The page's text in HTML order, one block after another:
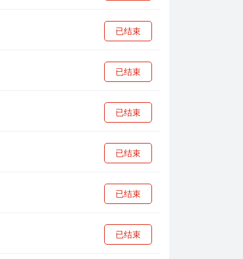
已结束
已结束
已结束
已结束
已结束
已结束